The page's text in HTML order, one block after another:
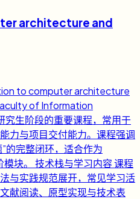
architecture and
to computer architecture
of Information
生阶段的重要课程，常用于
力与项目交付能力。课程强调
的完整闭环，适合作为
块。 技术栈与学习内容 课程
与实践规范展开，常见学习活
献阅读、原型实现与技术表